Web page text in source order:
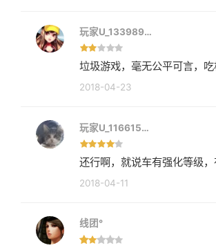
玩家U_133989…
垃圾游戏，毫无公平可言，
2018-04-23
玩家U_116615…
还行啊，就说车有强化等级
2018-04-11
线团°